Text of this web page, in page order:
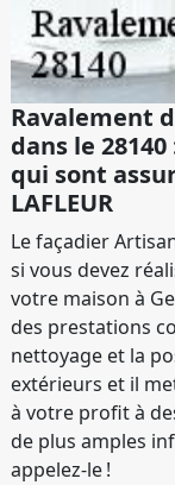
Ravalement
dans le
qui sont
LAFLEUR
Le façadier
si vous devez
votre maison à
des prestations
nettoyage et la
extérieurs et il
à votre profit à
de plus amples
appelez-le !